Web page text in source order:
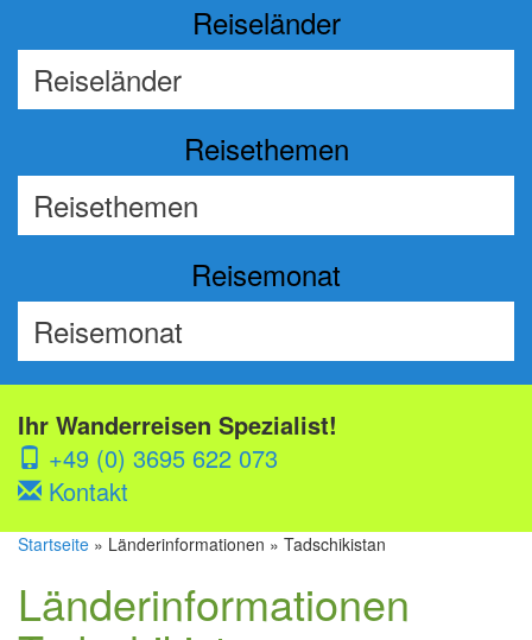
Reiseländer
Reisethemen
Reisemonat
Ihr Wanderreisen Spezialist!
+49 (0) 3695 622 073
Kontakt
Startseite » Länderinformationen » Tadschikistan
Länderinformationen